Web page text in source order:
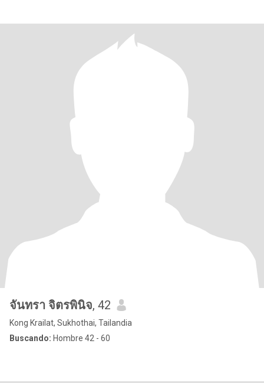
จันทรา จิตรพินิจ, 42
Kong Krailat, Sukhothai, Tailandia
Buscando: Hombre 42 - 60